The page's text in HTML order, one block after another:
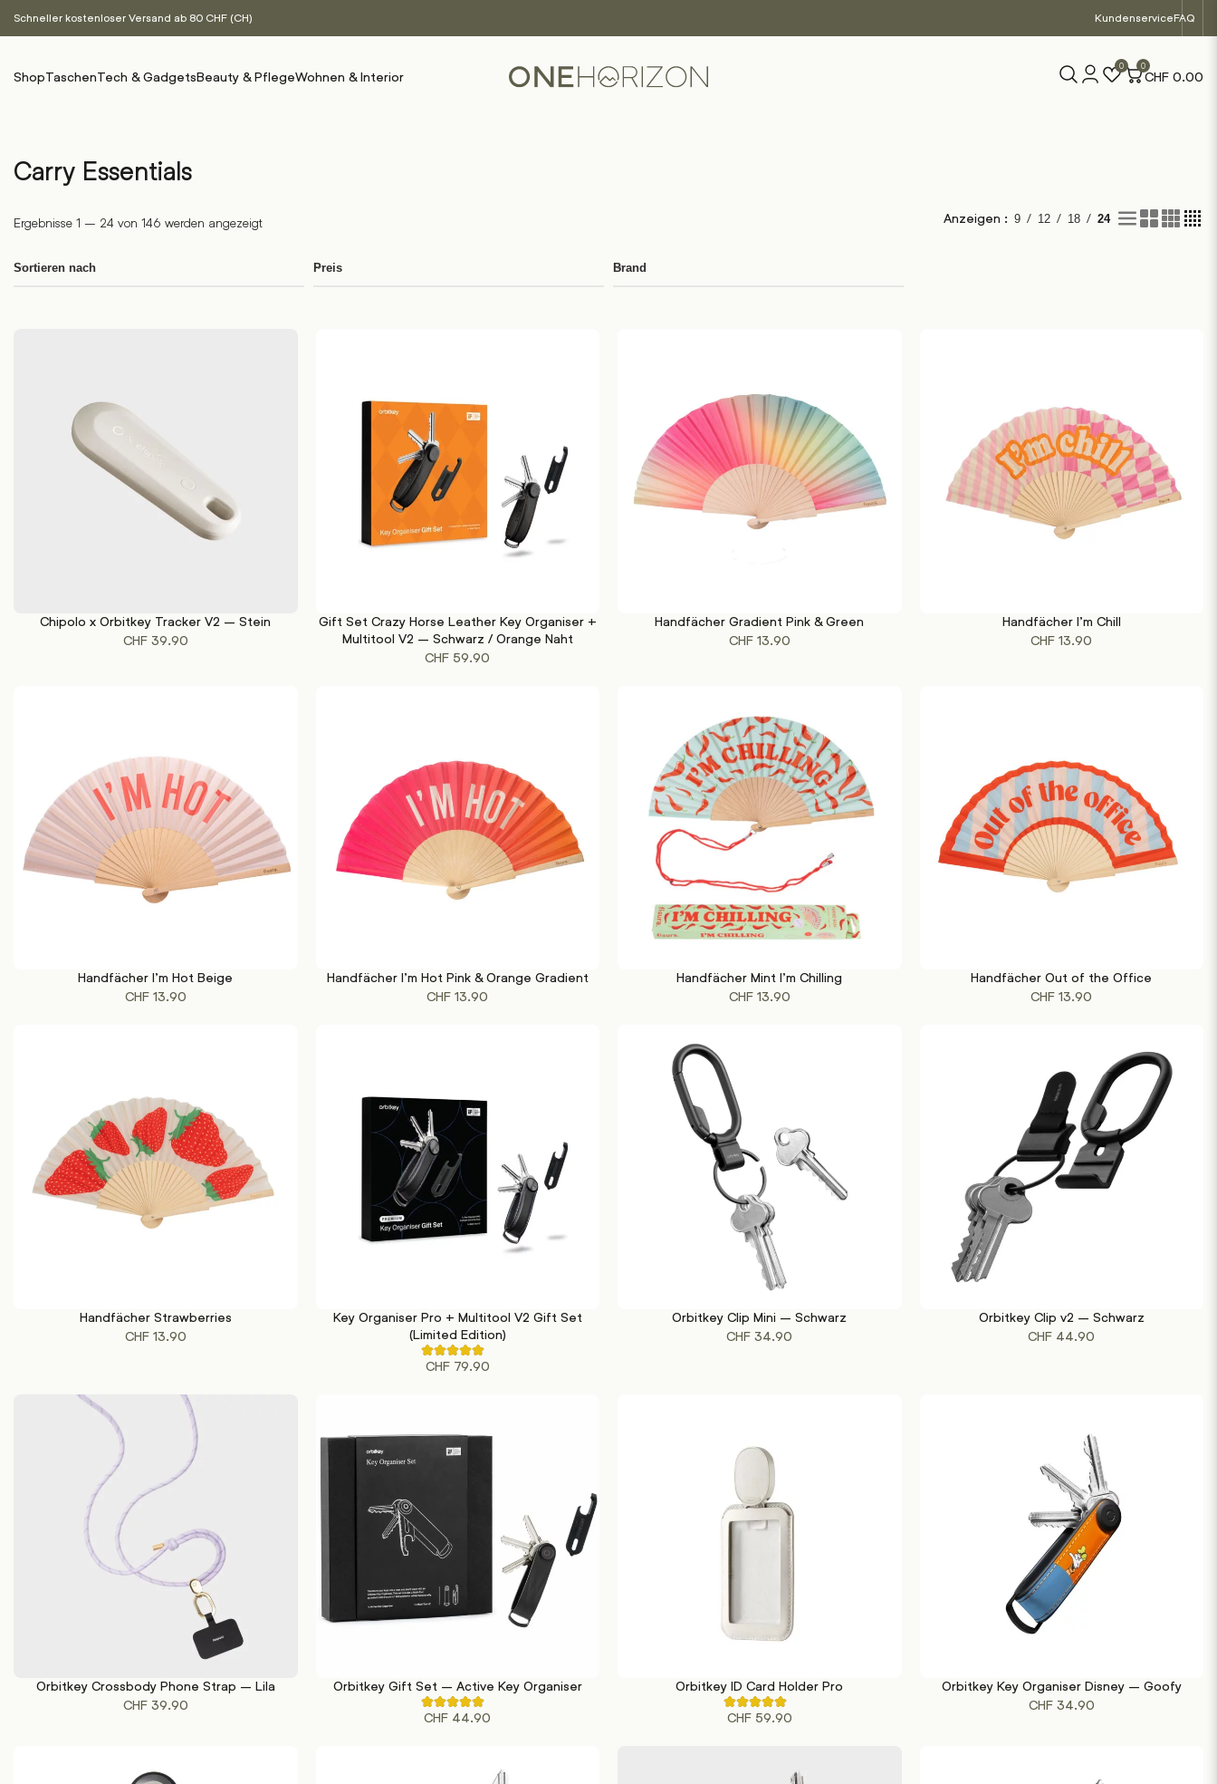
Schneller kostenloser Versand ab 80 CHF (CH) KundenserviceFAQ
ShopTaschenTech & GadgetsBeauty & PflegeWohnen & Interior
0 0
CHF 0.00
Carry Essentials
Ergebnisse 1 – 24 von 146 werden angezeigt Anzeigen : 9 / 12 / 18 / 24
Sortieren nach Preis Brand
IN DEN WARENKORB
Chipolo x Orbitkey Tracker V2 – Stein
CHF39.90
IN DEN WARENKORB
Gift Set Crazy Horse Leather Key Organiser +
Multitool V2 – Schwarz / Orange Naht
CHF 59.90
Handfächer Gradient Pink & Green
CHF13.90
Handfächer I’m Chill
CHF 13.90
Handfächer I’m Hot Beige
CHF13.90
Handfächer I’m Hot Pink & Orange Gradient
CHF 13.90
Handfächer Mint I’m Chilling
CHF13.90
Handfächer Out of the Office
CHF 13.90
Handfächer Strawberries
CHF13.90
IN DEN WARENKORB
Key Organiser Pro + Multitool V2 Gift Set
(Limited Edition)
Rated
5.00
customer
CHF79.90
IN DEN WARENKORB
Orbitkey Clip Mini – Schwarz
CHF 34.90
IN DEN WARENKORB
Orbitkey Clip v2 – Schwarz
CHF 44.90
IN DEN WARENKORB
Orbitkey Crossbody Phone Strap – Lila
CHF39.90
IN DEN WARENKORB
Orbitkey Gift Set – Active Key Organiser
Rated
5.00
CHF 44.90
IN DEN WARENKORB
Orbitkey ID Card Holder Pro
Rated
5.00
CHF59.90
IN DEN WARENKORB
Orbitkey Key Organiser Disney – Goofy
CHF34.90